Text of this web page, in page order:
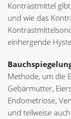
Kontrastmittel
und wie das
einhergende
Methode, um die
Gebärmutter,
Endometriose,
und teilweise